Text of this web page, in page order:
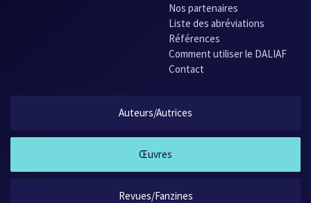
Nos partenaires
Liste des abréviations
Références
Comment utiliser le DALIAF
Contact
Auteurs/Autrices
Œuvres
Revues/Fanzines